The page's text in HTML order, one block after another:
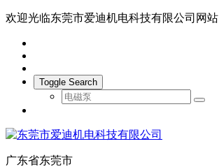
欢迎光临东莞市爱迪机电科技有限公司网站
Toggle Search
广东省东莞市